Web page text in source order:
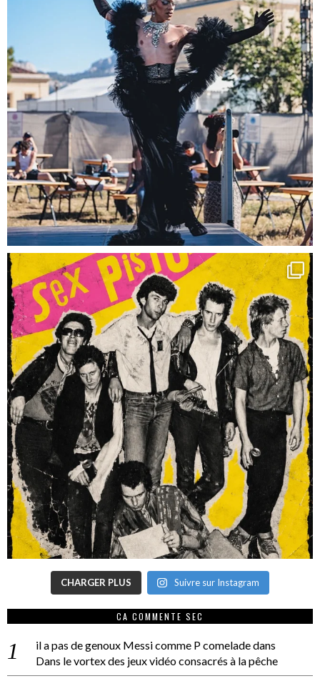
CHARGER PLUS Suivre sur Instagram
CA COMMENTE SEC
il a pas de genoux Messi comme P comeladedans
Dans le vortex des jeux vidéo consacrés à la pêche